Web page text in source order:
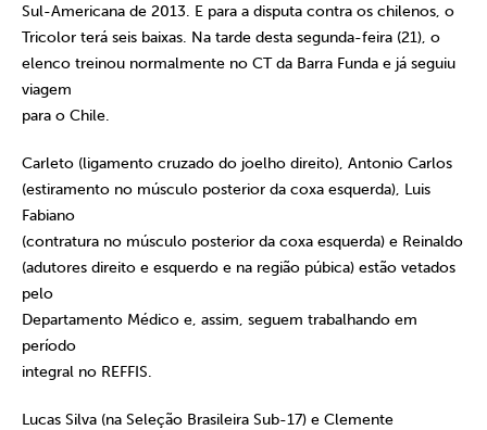
Sul-Americana de 2013. E para a disputa contra os chilenos, o
Tricolor terá seis baixas. Na tarde desta segunda-feira (21), o
elenco treinou normalmente no CT da Barra Funda e já seguiu
viagem
para o Chile.
Carleto (ligamento cruzado do joelho direito), Antonio Carlos
(estiramento no músculo posterior da coxa esquerda), Luis
Fabiano
(contratura no músculo posterior da coxa esquerda) e Reinaldo
(adutores direito e esquerdo e na região púbica) estão vetados
pelo
Departamento Médico e, assim, seguem trabalhando em
período
integral no REFFIS.
Lucas Silva (na Seleção Brasileira Sub-17) e Clemente